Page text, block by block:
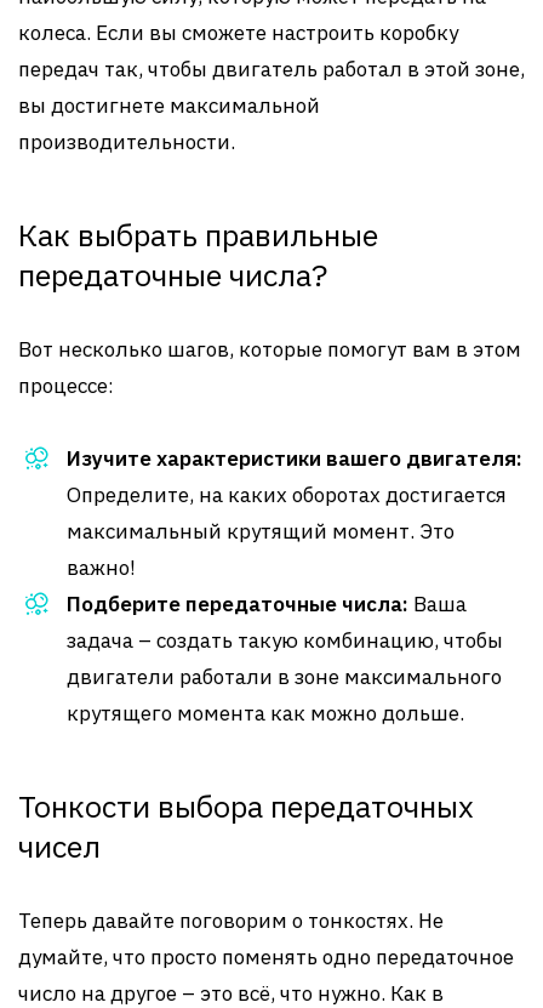
колеса. Если вы сможете настроить коробку
передач так, чтобы двигатель работал в этой зоне,
вы достигнете максимальной
производительности.
Как выбрать правильные
передаточные числа?
Вот несколько шагов, которые помогут вам в этом
процессе:
Изучите характеристики вашего двигателя:
Определите, на каких оборотах достигается
максимальный крутящий момент. Это
важно!
Подберите передаточные числа: Ваша
задача – создать такую комбинацию, чтобы
двигатели работали в зоне максимального
крутящего момента как можно дольше.
Тонкости выбора передаточных
чисел
Теперь давайте поговорим о тонкостях. Не
думайте, что просто поменять одно передаточное
число на другое – это всё, что нужно. Как в